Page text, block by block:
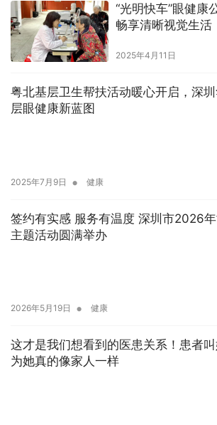
“光明快车”眼健康
畅享清晰视觉生活
2025年4月11日
粤北基层卫生帮扶活动暖心开启，深
层眼健康新蓝图
2025年7月9日 • 健康
签约有实感 服务有温度 深圳市2026
主题活动圆满举办
2026年5月19日 • 健康
这才是我们想看到的医患关系！患者叫
为她真的像家人一样